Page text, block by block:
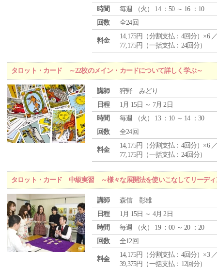
時間
毎週 （火 ） 14 ：50 ～ 16 ：10
回数
全24回
料金
14,175円（分割支払：4回分）×6
77,175円（一括支払：24回分）
タロット・カード ～22枚のメイン・カードについて詳しく学ぶ～
講師
狩野 みどり
日程
1月 15日 ～ 7月 2日
時間
毎週 （火 ） 13 ：10 ～ 14 ：30
回数
全24回
料金
14,175円（分割支払：4回分）×6
77,175円（一括支払：24回分）
タロット・カード 中級実習 ～様々な展開法を使いこなしてリーディ
講師
森信 彰雄
日程
1月 15日 ～ 4月 2日
時間
毎週 （火 ） 19 ：00 ～ 20 ：20
回数
全12回
料金
14,175円（分割支払：4回分）×3
39,375円（一括支払：12回分）